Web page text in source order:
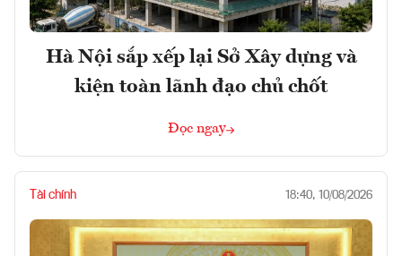
Hà Nội sắp xếp lại Sở Xây dựng và
kiện toàn lãnh đạo chủ chốt
Đọc ngay
Tài chính 18:40, 10/08/2026